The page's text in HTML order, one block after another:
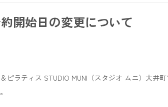
開始日の変更について
ピラティス STUDIO MUNI（スタジオ ムニ）大井